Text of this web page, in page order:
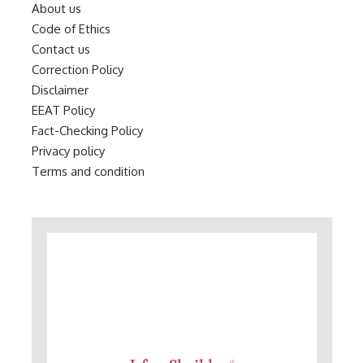
About us
Code of Ethics
Contact us
Correction Policy
Disclaimer
EEAT Policy
Fact-Checking Policy
Privacy policy
Terms and condition